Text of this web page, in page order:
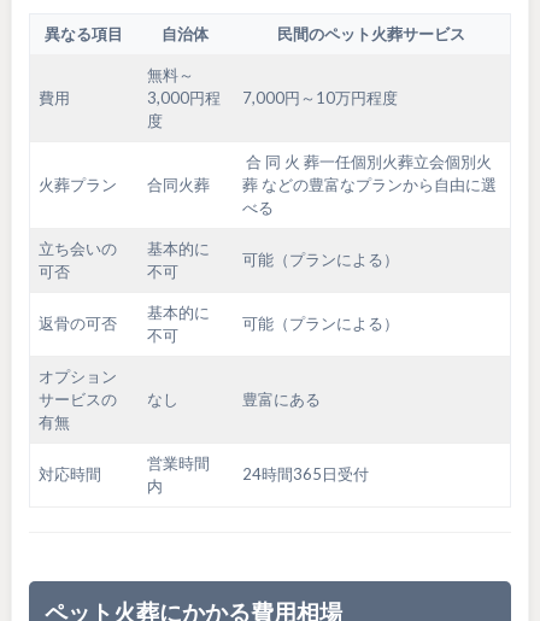
異なる項目 自治体 民間のペット火葬サービス
費用
無料～
3,000円程
度
7,000円～10万円程度
火葬プラン 合同火葬
合 同 火 葬一任個別火葬立会個別火
葬 などの豊富なプランから自由に選
べる
立ち会いの
可否
基本的に
不可
可能（プランによる）
返骨の可否
基本的に
不可
可能（プランによる）
オプション
サービスの
有無
なし 豊富にある
対応時間
営業時間
内
24時間365日受付
ペット火葬にかかる費用相場